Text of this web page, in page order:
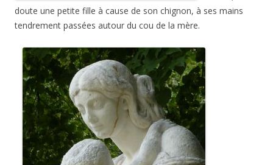
doute une petite fille à cause de son chignon, à ses mains
tendrement passées autour du cou de la mère.